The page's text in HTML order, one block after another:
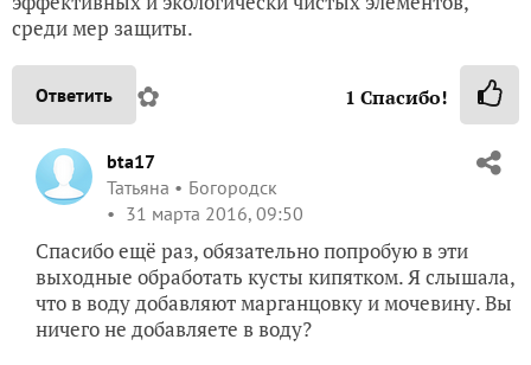
среди мер защиты.
Ответить ✿ 1 Спасибо!
bta17
Татьяна
Богородск
31 марта 2016, 09:50
Спасибо ещё раз, обязательно попробую в эти
выходные обработать кусты кипятком. Я слышала,
что в воду добавляют марганцовку и мочевину. Вы
ничего не добавляете в воду?